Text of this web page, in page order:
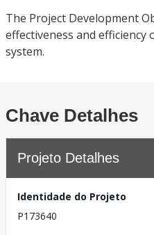
The Project Development
effectiveness and
system.
Chave Detalhes
Projeto Detalhes
Identidade do Projeto
P173640